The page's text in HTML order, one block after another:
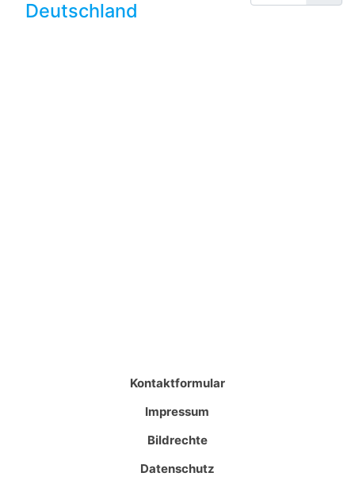
Deutschland
Kontaktformular
Impressum
Bildrechte
Datenschutz